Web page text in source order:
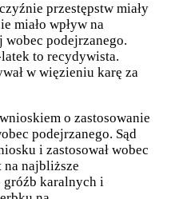
przestępstw miały
miało wpływ na
wobec podejrzanego.
to recydywista.
w więzieniu karę za
o zastosowanie
podejrzanego. Sąd
i zastosował wobec
na najbliższe
gróźb karalnych i